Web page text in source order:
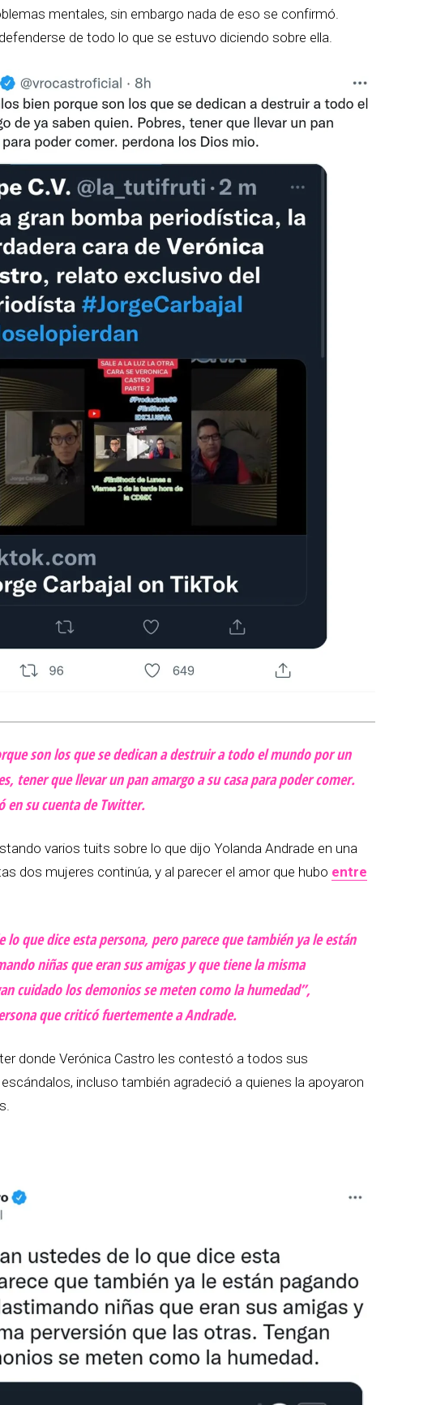
mentales, sin embargo nada de eso se confirmó.
de todo lo que se estuvo diciendo sobre ella.
son los que se dedican a destruir a todo el mundo por un
tener que llevar un pan amargo a su casa para poder comer.
en su cuenta de Twitter.
varios tuits sobre lo que dijo Yolanda Andrade en una
dos mujeres continúa, y al parecer el amor que hubo entre
lo que dice esta persona, pero parece que también ya le están
niñas que eran sus amigas y que tiene la misma
cuidado los demonios se meten como la humedad”,
que criticó fuertemente a Andrade.
donde Verónica Castro les contestó a todos sus
incluso también agradeció a quienes la apoyaron